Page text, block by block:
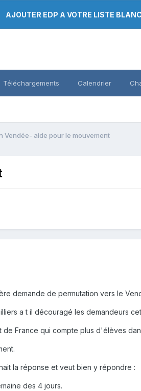
AJOUTER EDP A VOTRE LISTE
Téléchargements Calendrier
Vendée- aide pour le mouvement
demande de permutation vers le
a t il découragé les demandeurs
France qui compte plus d'élèves
la réponse et veut bien y répondre :
des 4 jours.